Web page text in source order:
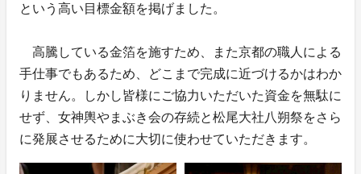
という高い目標金額を掲げました。
高騰している金箔を施すため、また京都の職人による
手仕事でもあるため、どこまで完成に近づけるかはわか
りません。しかし皆様にご協力いただいた資金を無駄に
せず、女神輿やまぶき会の存続と松尾大社八朔祭をさら
に発展させるために大切に使わせていただきます。